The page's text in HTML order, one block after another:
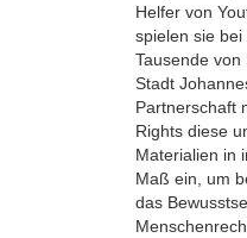
Helfer von
spielen sie
Tausende
Stadt
Partnerschaft
Rights diese
Materialien in
Maß ein, um
das